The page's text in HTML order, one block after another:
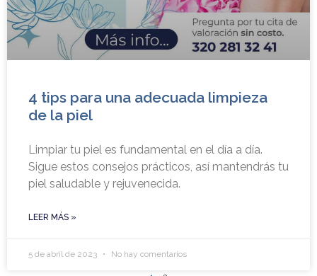
4 tips para una adecuada limpieza
de la piel
Limpiar tu piel es fundamental en el día a día.
Sigue estos consejos prácticos, así mantendrás tu
piel saludable y rejuvenecida.
LEER MÁS »
5 de abril de 2023 No hay comentarios